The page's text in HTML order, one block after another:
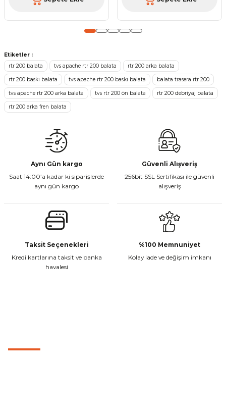
Etiketler :
rtr 200 balata
tvs apache rtr 200 balata rtr 200 arka balata
rtr 200 baskı balata tvs apache rtr 200 baskı balata balata trasera rtr 200
tvs apache rtr 200 arka balata tvs rtr 200 ön balata rtr 200 debriyaj balata
rtr 200 arka fren balata
Aynı Gün kargo
Saat 14:00’a kadar ki siparişlerde
aynı gün kargo
Güvenli Alışveriş
256bit SSL Sertifikası ile güvenli
alışveriş
Taksit Seçenekleri
Kredi kartlarına taksit ve banka
havalesi
%100 Memnuniyet
Kolay iade ve değişim imkanı